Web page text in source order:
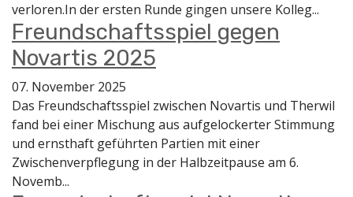
verloren.In der ersten Runde gingen unsere Kolleg...
Freundschaftsspiel gegen
Novartis 2025
07. November 2025
Das Freundschaftsspiel zwischen Novartis und Therwil
fand bei einer Mischung aus aufgelockerter Stimmung
und ernsthaft geführten Partien mit einer
Zwischenverpflegung in der Halbzeitpause am 6.
Novemb...